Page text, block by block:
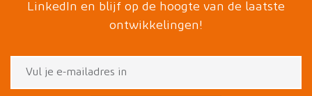
LinkedIn en blijf op de hoogte van de laatste
ontwikkelingen!